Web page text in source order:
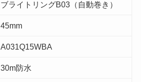
ブライトリングB03（自動巻き）
45mm
A031Q15WBA
30m防水